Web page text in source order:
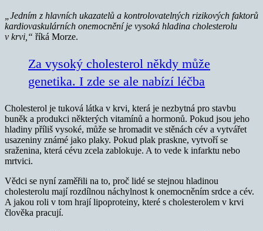
„Jedním z hlavních ukazatelů a kontrolovatelných rizikových faktorů
kardiovaskulárních onemocnění je vysoká hladina cholesterolu
v krvi,“ říká Morze.
Za vysoký cholesterol někdy může
genetika. I zde se ale nabízí léčba
Cholesterol je tuková látka v krvi, která je nezbytná pro stavbu
buněk a produkci některých vitamínů a hormonů. Pokud jsou jeho
hladiny příliš vysoké, může se hromadit ve stěnách cév a vytvářet
usazeniny známé jako plaky. Pokud plak praskne, vytvoří se
sraženina, která cévu zcela zablokuje. A to vede k infarktu nebo
mrtvici.
Vědci se nyní zaměřili na to, proč lidé se stejnou hladinou
cholesterolu mají rozdílnou náchylnost k onemocněním srdce a cév.
A jakou roli v tom hrají lipoproteiny, které s cholesterolem v krvi
člověka pracují.